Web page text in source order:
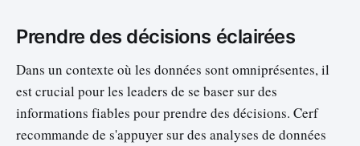
Prendre des décisions éclairées
Dans un contexte où les données sont omniprésentes, il
est crucial pour les leaders de se baser sur des
informations fiables pour prendre des décisions. Cerf
recommande de s'appuyer sur des analyses de données